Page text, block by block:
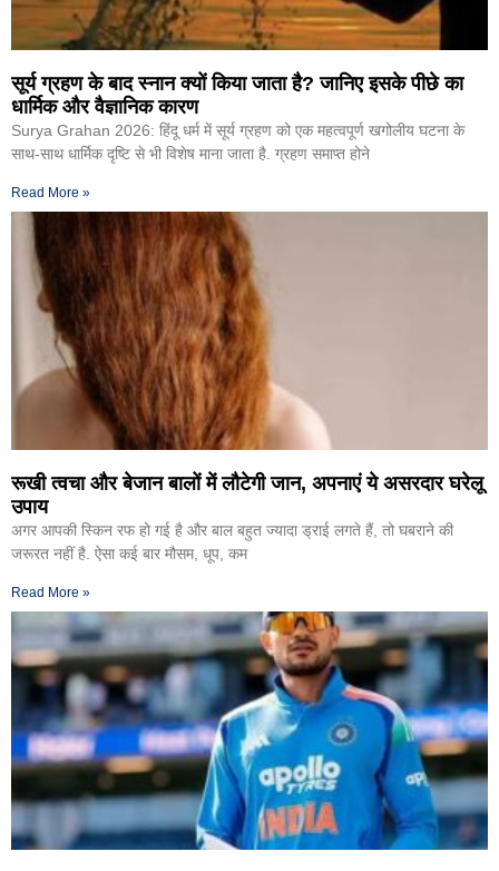
सूर्य ग्रहण के बाद स्नान क्यों किया जाता है? जानिए इसके पीछे का
धार्मिक और वैज्ञानिक कारण
Surya Grahan 2026: हिंदू धर्म में सूर्य ग्रहण को एक महत्वपूर्ण खगोलीय घटना के
साथ-साथ धार्मिक दृष्टि से भी विशेष माना जाता है. ग्रहण समाप्त होने
Read More »
रूखी त्वचा और बेजान बालों में लौटेगी जान, अपनाएं ये असरदार घरेलू
उपाय
अगर आपकी स्किन रफ हो गई है और बाल बहुत ज्यादा ड्राई लगते हैं, तो घबराने की
जरूरत नहीं है. ऐसा कई बार मौसम, धूप, कम
Read More »